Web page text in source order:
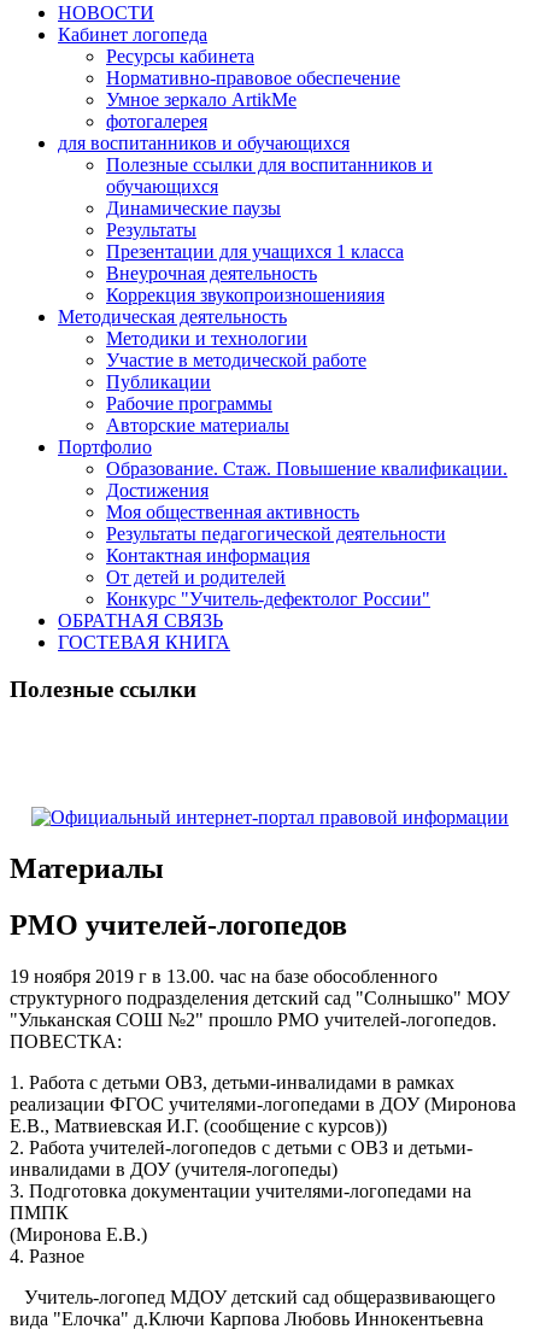
НОВОСТИ
Кабинет логопеда
Ресурсы кабинета
Нормативно-правовое обеспечение
Умное зеркало ArtikMe
фотогалерея
для воспитанников и обучающихся
Полезные ссылки для воспитанников и
обучающихся
Динамические паузы
Результаты
Презентации для учащихся 1 класса
Внеурочная деятельность
Коррекция звукопроизношенияия
Методическая деятельность
Методики и технологии
Участие в методической работе
Публикации
Рабочие программы
Авторские материалы
Портфолио
Образование. Стаж. Повышение квалификации.
Достижения
Моя общественная активность
Результаты педагогической деятельности
Контактная информация
От детей и родителей
Конкурс "Учитель-дефектолог России"
ОБРАТНАЯ СВЯЗЬ
ГОСТЕВАЯ КНИГА
Полезные ссылки
Материалы
РМО учителей-логопедов
19 ноября 2019 г в 13.00. час на базе обособленного
структурного подразделения детский сад "Солнышко" МОУ
"Ульканская СОШ №2" прошло РМО учителей-логопедов.
ПОВЕСТКА:
1. Работа с детьми ОВЗ, детьми-инвалидами в рамках
реализации ФГОС учителями-логопедами в ДОУ (Миронова
Е.В., Матвиевская И.Г. (сообщение с курсов))
2. Работа учителей-логопедов с детьми с ОВЗ и детьми-
инвалидами в ДОУ (учителя-логопеды)
3. Подготовка документации учителями-логопедами на
ПМПК
(Миронова Е.В.)
4. Разное
Учитель-логопед МДОУ детский сад общеразвивающего
вида "Елочка" д.Ключи Карпова Любовь Иннокентьевна